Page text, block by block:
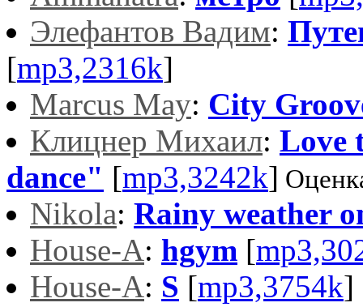
Элефантов Вадим:
[mp3,2316k]
Marcus May: City
Клицнер Михаил: Love
dance" [mp3,3242k]
Nikola: Rainy weather
House-A: hgym [
House-A: S [mp3,3754k]